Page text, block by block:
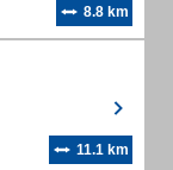
8.8 km
11.1 km